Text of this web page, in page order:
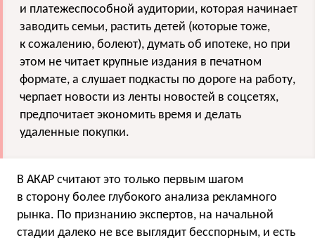
и платежеспособной аудитории, которая начинает
заводить семьи, растить детей (которые тоже,
к сожалению, болеют), думать об ипотеке, но при
этом не читает крупные издания в печатном
формате, а слушает подкасты по дороге на работу,
черпает новости из ленты новостей в соцсетях,
предпочитает экономить время и делать
удаленные покупки.
В АКАР считают это только первым шагом
в сторону более глубокого анализа рекламного
рынка. По признанию экспертов, на начальной
стадии далеко не все выглядит бесспорным, и есть